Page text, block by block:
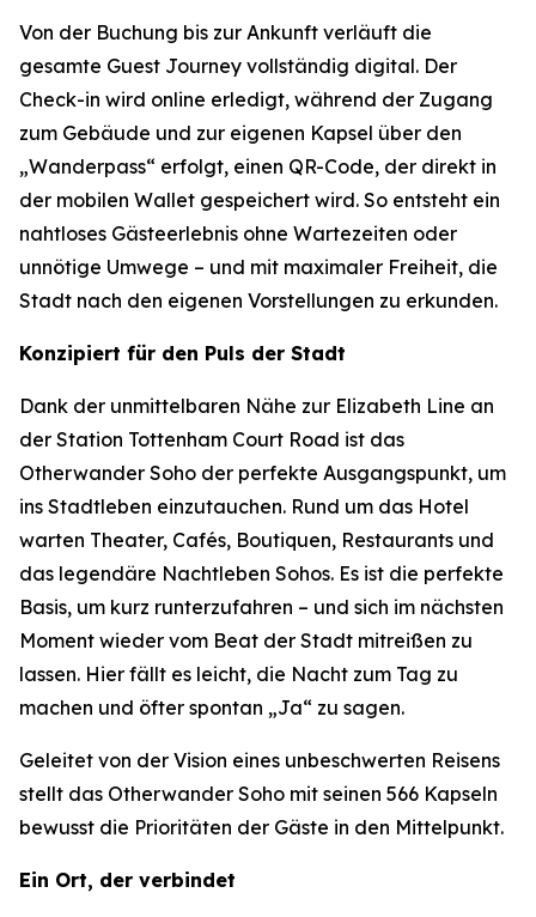
Von der Buchung bis zur Ankunft verläuft die
gesamte Guest Journey vollständig digital. Der
Check-in wird online erledigt, während der Zugang
zum Gebäude und zur eigenen Kapsel über den
„Wanderpass“ erfolgt, einen QR-Code, der direkt in
der mobilen Wallet gespeichert wird. So entsteht ein
nahtloses Gästeerlebnis ohne Wartezeiten oder
unnötige Umwege – und mit maximaler Freiheit, die
Stadt nach den eigenen Vorstellungen zu erkunden.
Konzipiert für den Puls der Stadt
Dank der unmittelbaren Nähe zur Elizabeth Line an
der Station Tottenham Court Road ist das
Otherwander Soho der perfekte Ausgangspunkt, um
ins Stadtleben einzutauchen. Rund um das Hotel
warten Theater, Cafés, Boutiquen, Restaurants und
das legendäre Nachtleben Sohos. Es ist die perfekte
Basis, um kurz runterzufahren – und sich im nächsten
Moment wieder vom Beat der Stadt mitreißen zu
lassen. Hier fällt es leicht, die Nacht zum Tag zu
machen und öfter spontan „Ja“ zu sagen.
Geleitet von der Vision eines unbeschwerten Reisens
stellt das Otherwander Soho mit seinen 566 Kapseln
bewusst die Prioritäten der Gäste in den Mittelpunkt.
Ein Ort, der verbindet